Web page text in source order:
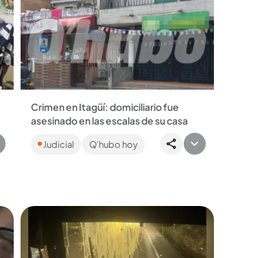
Crimen en Itagüí: domiciliario fue
asesinado en las escalas de su casa
Jason Meyer Rodríguez Villegas, de 24
años, caminaba del segundo al tercer
piso cuando fue interceptado por el
Judicial Q'hubo hoy